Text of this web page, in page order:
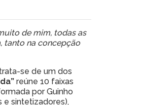
de mim, todas as
tanto na concepção
se de um dos
reúne 10 faixas
por Guinho
e sintetizadores),